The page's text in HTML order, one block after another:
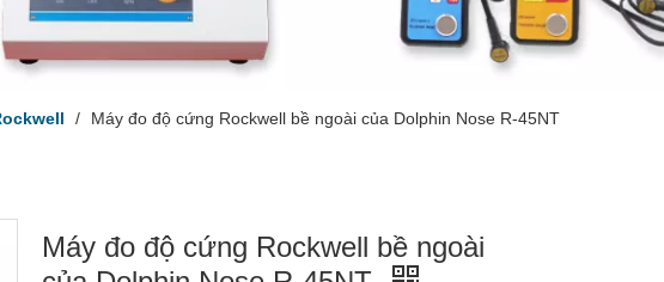
/ Máy đo độ cứng Rockwell bề ngoài của Dolphin Nose R-45NT
Máy đo độ cứng Rockwell bề ngoài